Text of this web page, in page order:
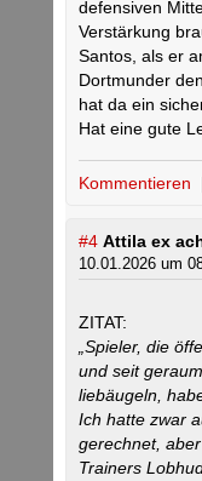
defensiven
Verstärkung
Santos, als er
Dortmunder
hat da ein
Hat eine gute
Kommentieren
#4 Attila ex
10.01.2026 um
ZITAT:
„Spieler, die
und seit
liebäugeln,
Ich hatte zwar
gerechnet,
Trainers